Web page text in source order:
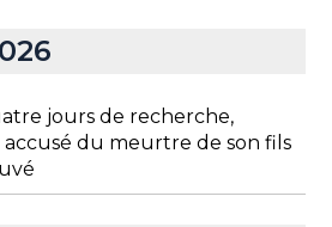
jours de recherche,
accusé du meurtre de son fils